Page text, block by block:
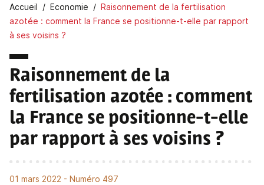
Fil d'Ariane
Accueil Economie
Raisonnement de la fertilisation
azotée : comment la France se positionne-t-elle par rapport
à ses voisins ?
Raisonnement de la
fertilisation azotée : comment
la France se positionne-t-elle
par rapport à ses voisins ?
01 mars 2022 - Numéro 497